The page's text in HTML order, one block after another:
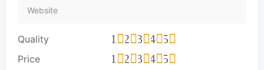
Quality 5
4
3
2
1
Price 5
4
3
2
1